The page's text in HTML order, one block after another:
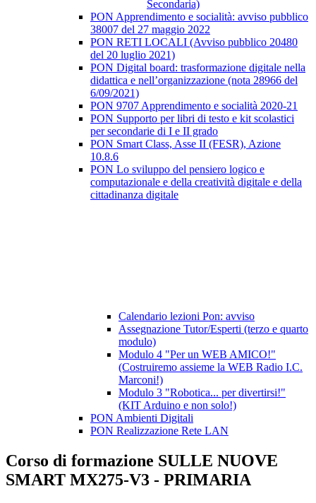
Secondaria)
PON Apprendimento e socialità: avviso pubblico
38007 del 27 maggio 2022
PON RETI LOCALI (Avviso pubblico 20480
del 20 luglio 2021)
PON Digital board: trasformazione digitale nella
didattica e nell’organizzazione (nota 28966 del
6/09/2021)
PON 9707 Apprendimento e socialità 2020-21
PON Supporto per libri di testo e kit scolastici
per secondarie di I e II grado
PON Smart Class, Asse II (FESR), Azione
10.8.6
PON Lo sviluppo del pensiero logico e
computazionale e della creatività digitale e della
cittadinanza digitale
Calendario lezioni Pon: avviso
Assegnazione Tutor/Esperti (terzo e quarto
modulo)
Modulo 4 "Per un WEB AMICO!"
(Costruiremo assieme la WEB Radio I.C.
Marconi!)
Modulo 3 "Robotica... per divertirsi!"
(KIT Arduino e non solo!)
PON Ambienti Digitali
PON Realizzazione Rete LAN
Corso di formazione SULLE NUOVE
SMART MX275-V3 - PRIMARIA